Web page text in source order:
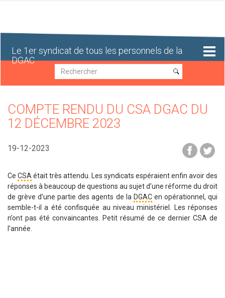
Le 1er syndicat de tous les personnels de la
DGAC
Recherche
Recherche
COMPTE RENDU DU CSA DGAC DU
12 DÉCEMBRE 2023
19-12-2023
Ce CSA était très attendu. Les syndicats espéraient enfin avoir des
réponses à beaucoup de questions au sujet d’une réforme du droit
de grève d’une partie des agents de la DGACen opérationnel, qui
semble-t-il a été confisquée au niveau ministériel. Les réponses
n’ont pas été convaincantes. Petit résumé de ce dernier CSA de
l’année.